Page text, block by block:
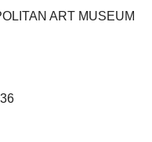
ART MUSEUM